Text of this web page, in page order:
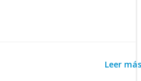
Leer más